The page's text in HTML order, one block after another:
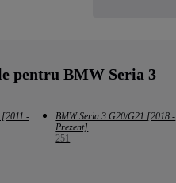
pentru BMW Seria 3
[2011 -
BMW Seria 3 G20/G21 [2018 -
Prezent]
251